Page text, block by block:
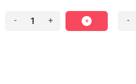
- + -